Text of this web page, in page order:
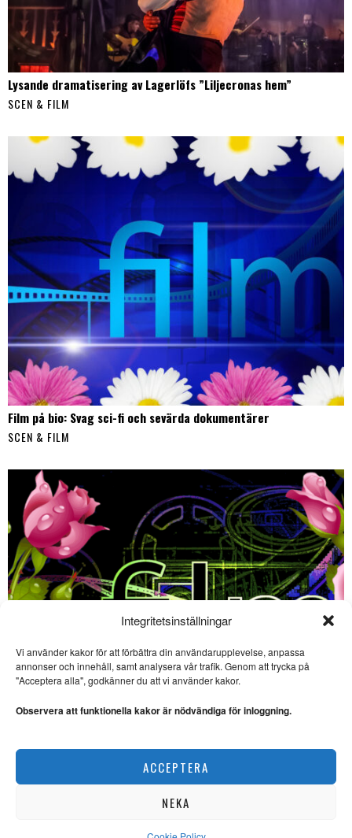
Integritetsinställningar
Vi använder kakor för att förbättra din användarupplevelse, anpassa
annonser och innehåll, samt analysera vår trafik. Genom att trycka på
"Acceptera alla", godkänner du att vi använder kakor.
Observera att funktionella kakor är nödvändiga för inloggning.
ACCEPTERA
NEKA
Lysande dramatisering av Lagerlöfs ”Liljecronas hem”
SCEN & FILM
Film på bio: Svag sci-fi och sevärda dokumentärer
SCEN & FILM
Film på bio – 3 sevärda filmer i början av juni
Sevärda havsäventyr på
”Vaiana”
2026.
Lysande dramatisering av
Lagerlöfs ”Liljecronas